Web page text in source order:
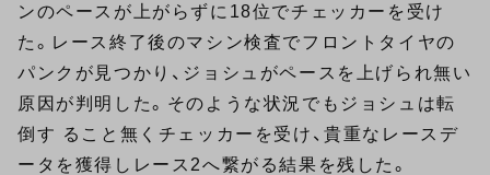
ンのペースが上がらずに18位でチェッカーを受け
た。レース終了後のマシン検査でフロントタイヤの
パンクが見つかり、ジョシュがペースを上げられ無い
原因が判明した。そのような状況でもジョシュは転
倒す ること無くチェッカーを受け、貴重なレースデ
ータを獲得しレース2へ繋がる結果を残した。